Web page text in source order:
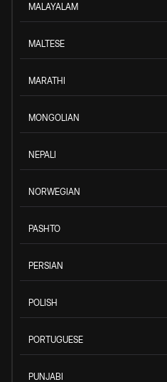
MALAYALAM
MALTESE
MARATHI
MONGOLIAN
NEPALI
NORWEGIAN
PASHTO
PERSIAN
POLISH
PORTUGUESE
PUNJABI